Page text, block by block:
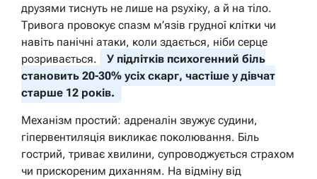
друзями тиснуть не лише на psyхіку, а й на тіло.
Тривога провокує спазм м’язів грудної клітки чи
навіть панічні атаки, коли здається, ніби серце
розривається.
У підлітків психогенний біль
становить 20-30% усіх скарг, частіше у дівчат
старше 12 років.
Механізм простий: адреналін звужує судини,
гіпервентиляція викликає поколювання. Біль
гострий, триває хвилини, супроводжується страхом
чи прискореним диханням. На відміну від